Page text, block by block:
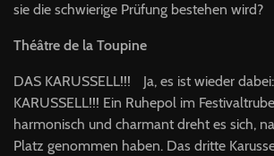
sie die schwierige Prüfung bestehen wird?
Théâtre de la Toupine
DAS KARUSSELL!!! Ja, es ist wieder dabei:
KARUSSELL!!! Ein Ruhepol im
harmonisch und charmant dreht es sich,
Platz genommen haben. Das dritte